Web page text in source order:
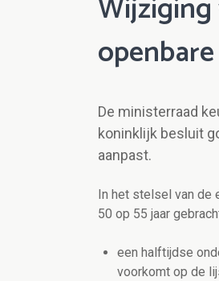
De ministerraad
koninklijk besluit
aanpast.
In het stelsel van de
50 op 55 jaar
een halftijdse
voorkomt op de